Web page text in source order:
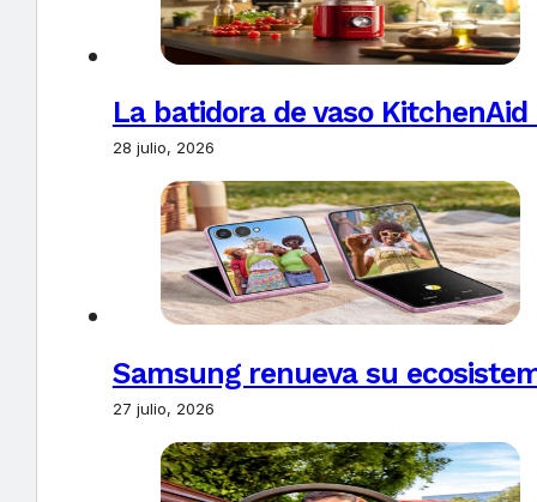
La batidora de vaso
28 julio, 2026
Samsung renueva su
27 julio, 2026